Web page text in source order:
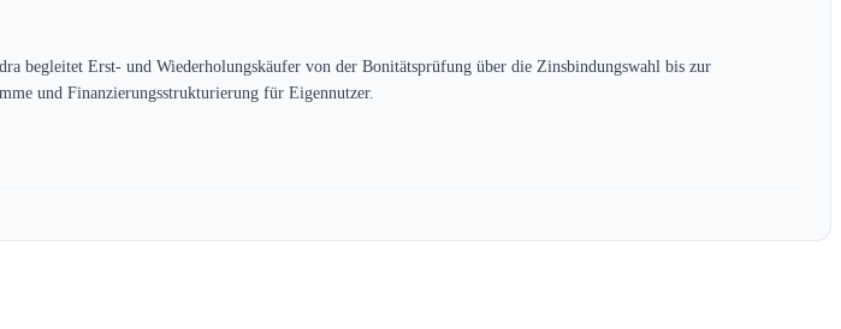
begleitet Erst- und Wiederholungskäufer von der Bonitätsprüfung über die Zinsbindungswahl bis zur
und Finanzierungsstrukturierung für Eigennutzer.